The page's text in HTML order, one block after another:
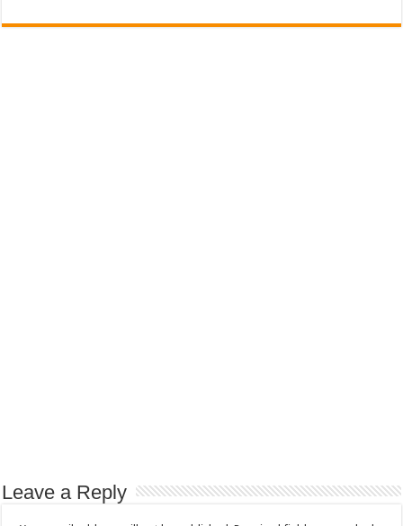
Leave a Reply